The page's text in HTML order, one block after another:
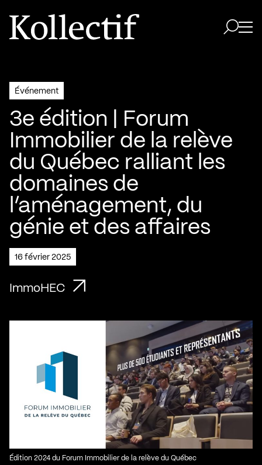
Aller à la page d'accueil
Logo Kollectif
Événement
3e édition | Forum
Immobilier de la relève
du Québec ralliant les
domaines de
l’aménagement, du
génie et des affaires
16 février 2025
ImmoHEC
Édition 2024 du Forum Immobilier de la relève du Québec